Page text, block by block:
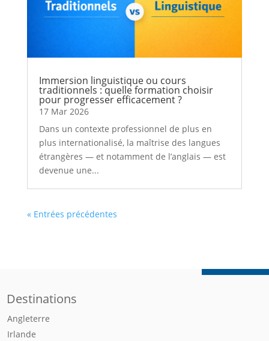
Immersion linguistique ou cours
traditionnels : quelle formation choisir
pour progresser efficacement ?
17 Mar 2026
Dans un contexte professionnel de plus en
plus internationalisé, la maîtrise des langues
étrangères — et notamment de l’anglais — est
devenue une...
« Entrées précédentes
Destinations
Angleterre
Irlande